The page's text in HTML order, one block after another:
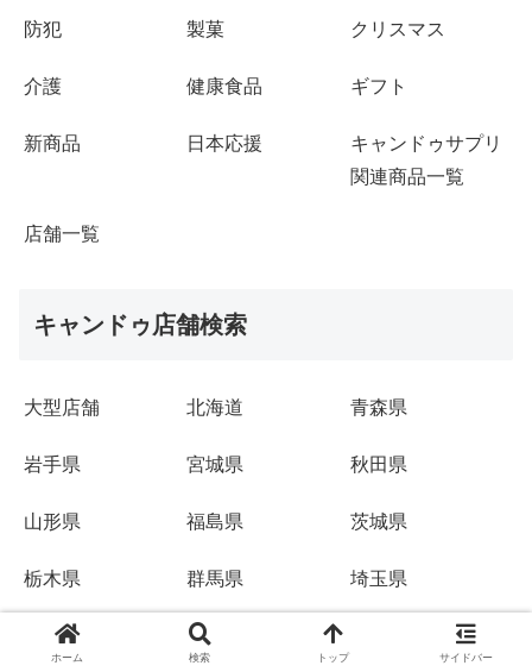
防犯 製菓 クリスマス
介護 健康食品 ギフト
新商品 日本応援
キャンドゥサプリ
関連商品一覧
店舗一覧
キャンドゥ店舗検索
大型店舗 北海道 青森県
岩手県 宮城県 秋田県
山形県 福島県 茨城県
栃木県 群馬県 埼玉県
千葉県 東京都
ホーム 検索 トップ サイドバー